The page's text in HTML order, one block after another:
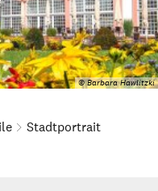
© Barbara Hawlitzki
Stadtportrait